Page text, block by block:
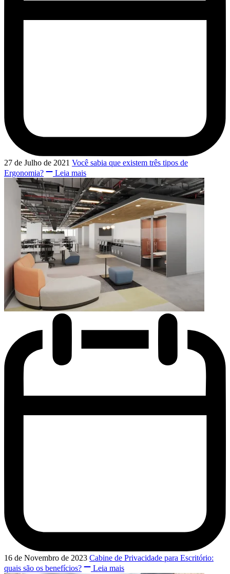
27 de Julho de 2021 Você sabia que existem três tipos de
Ergonomia?
Leia mais
16 de Novembro de 2023 Cabine de Privacidade para Escritório:
quais são os benefícios?
Leia mais